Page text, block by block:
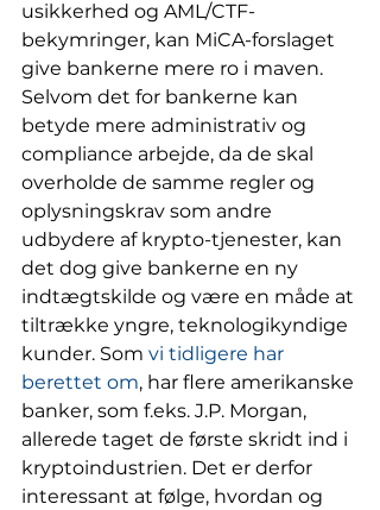
usikkerhed og AML/CTF-
bekymringer, kan MiCA-forslaget
give bankerne mere ro i maven.
Selvom det for bankerne kan
betyde mere administrativ og
compliance arbejde, da de skal
overholde de samme regler og
oplysningskrav som andre
udbydere af krypto-tjenester, kan
det dog give bankerne en ny
indtægtskilde og være en måde at
tiltrække yngre, teknologikyndige
kunder. Som vi tidligere har
berettet om, har flere amerikanske
banker, som f.eks. J.P. Morgan,
allerede taget de første skridt ind i
kryptoindustrien. Det er derfor
interessant at følge, hvordan og